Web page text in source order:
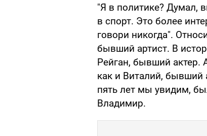
"Я в политике? Думал,
в спорт. Это более
говори никогда".
бывший артист. В
Рейган, бывший актер.
как и Виталий, бывший
пять лет мы увидим,
Владимир.